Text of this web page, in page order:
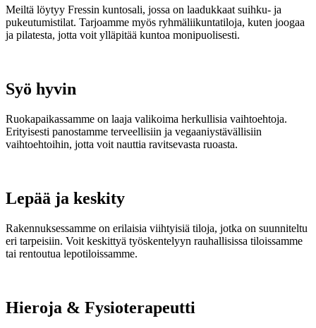
Meiltä löytyy Fressin kuntosali, jossa on laadukkaat suihku- ja
pukeutumistilat. Tarjoamme myös ryhmäliikuntatiloja, kuten joogaa
ja pilatesta, jotta voit ylläpitää kuntoa monipuolisesti.
Syö hyvin
Ruokapaikassamme on laaja valikoima herkullisia vaihtoehtoja.
Erityisesti panostamme terveellisiin ja vegaaniystävällisiin
vaihtoehtoihin, jotta voit nauttia ravitsevasta ruoasta.
Lepää ja keskity
Rakennuksessamme on erilaisia viihtyisiä tiloja, jotka on suunniteltu
eri tarpeisiin. Voit keskittyä työskentelyyn rauhallisissa tiloissamme
tai rentoutua lepotiloissamme.
Hieroja & Fysioterapeutti